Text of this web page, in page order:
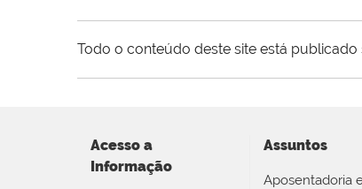
Todo o conteúdo deste site está publicado
Acesso a
Informação
Assuntos
Aposentadoria